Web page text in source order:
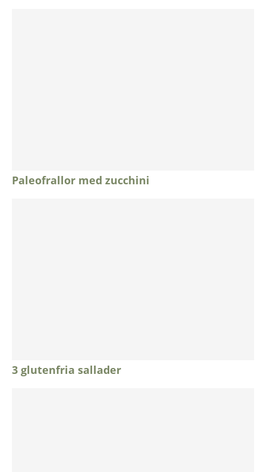
Paleofrallor med zucchini
3 glutenfria sallader